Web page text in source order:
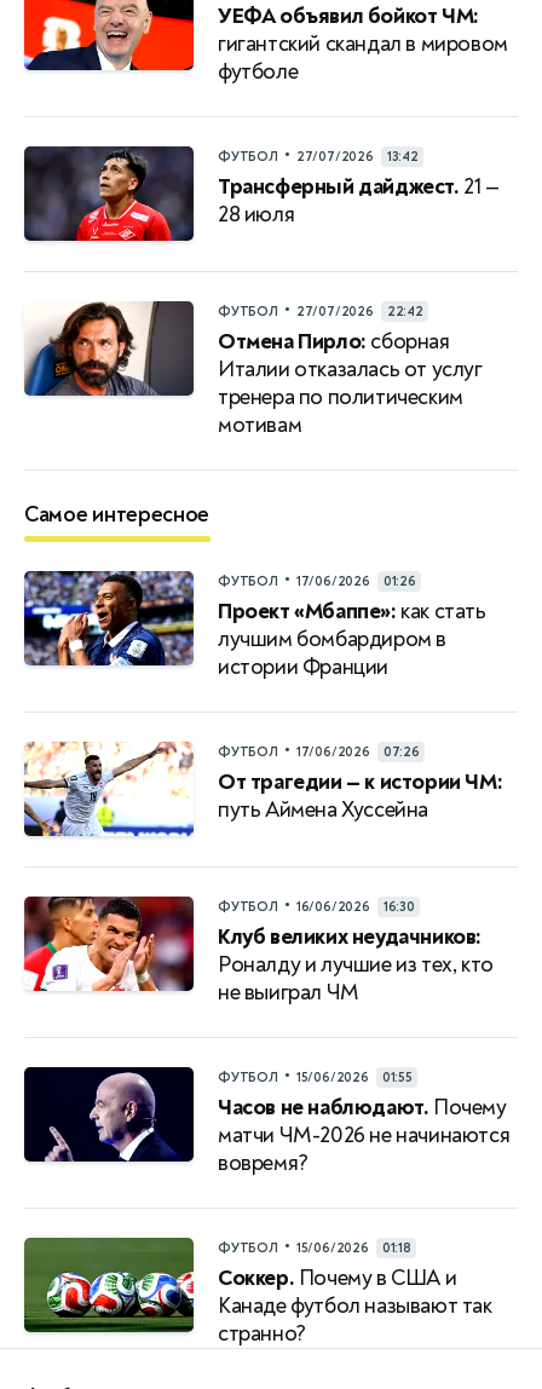
УЕФА объявил бойкот ЧМ:
гигантский скандал в мировом
футболе
ФУТБОЛ • 27/07/2026 13:42
Трансферный дайджест. 21 —
28 июля
ФУТБОЛ • 27/07/2026 22:42
Отмена Пирло: сборная
Италии отказалась от услуг
тренера по политическим
мотивам
Самое интересное
ФУТБОЛ • 17/06/2026 01:26
Проект «Мбаппе»: как стать
лучшим бомбардиром в
истории Франции
ФУТБОЛ • 17/06/2026 07:26
От трагедии — к истории ЧМ:
путь Аймена Хуссейна
ФУТБОЛ • 16/06/2026 16:30
Клуб великих неудачников:
Роналду и лучшие из тех, кто
не выиграл ЧМ
ФУТБОЛ • 15/06/2026 01:55
Часов не наблюдают. Почему
матчи ЧМ-2026 не начинаются
вовремя?
ФУТБОЛ • 15/06/2026 01:18
Соккер. Почему в США и
Канаде футбол называют так
странно?